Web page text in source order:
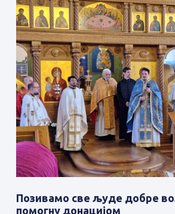
Позивамо све људе добре
помогну донацијом